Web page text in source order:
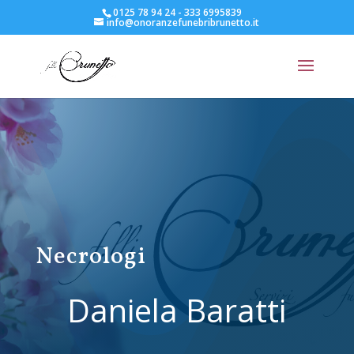
0125 78 94 24 - 333 6995839
info@onoranzefunebribrunetto.it
Necrologi
Daniela Baratti